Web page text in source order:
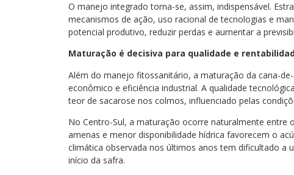
O manejo integrado torna-se, assim, indispensável.
mecanismos de ação, uso racional de tecnologias e
potencial produtivo, reduzir perdas e aumentar a
Maturação é decisiva para qualidade e
Além do manejo fitossanitário, a maturação da cana-
econômico e eficiência industrial. A qualidade
teor de sacarose nos colmos, influenciado pelas
No Centro-Sul, a maturação ocorre naturalmente
amenas e menor disponibilidade hídrica favorecem o
climática observada nos últimos anos tem dificultado a
início da safra.